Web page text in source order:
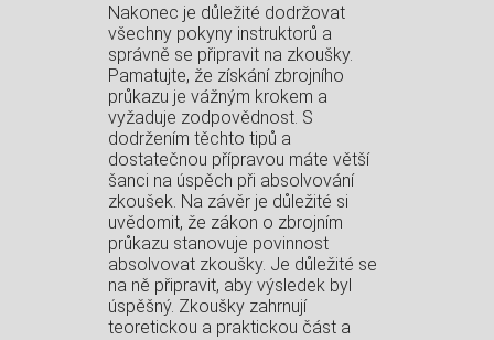
Nakonec je důležité dodržovat
všechny pokyny instruktorů a
správně se připravit na zkoušky.
Pamatujte, že získání zbrojního
průkazu je vážným krokem a
vyžaduje zodpovědnost. S
dodržením těchto tipů a
dostatečnou přípravou máte větší
šanci na úspěch při absolvování
zkoušek. Na závěr je důležité si
uvědomit, že zákon o zbrojním
průkazu stanovuje povinnost
absolvovat zkoušky. Je důležité se
na ně připravit, aby výsledek byl
úspěšný. Zkoušky zahrnují
teoretickou a praktickou část a